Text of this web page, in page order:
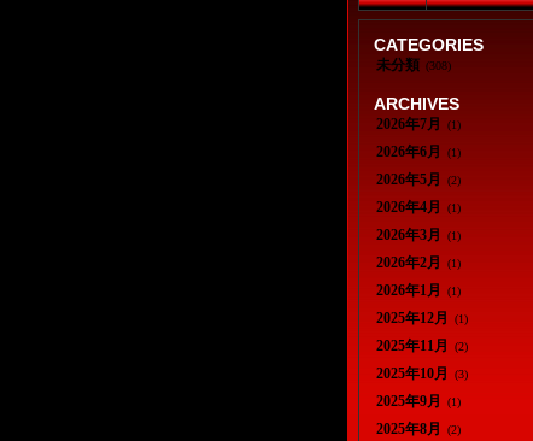
CATEGORIES
未分類 (308)
ARCHIVES
2026年7月 (1)
2026年6月 (1)
2026年5月 (2)
2026年4月 (1)
2026年3月 (1)
2026年2月 (1)
2026年1月 (1)
2025年12月 (1)
2025年11月 (2)
2025年10月 (3)
2025年9月 (1)
2025年8月 (2)